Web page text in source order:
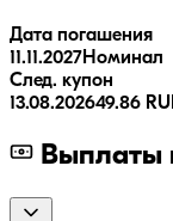
Дата погашения
11.11.2027Номинал
След. купон
13.08.202649.86
Выплаты